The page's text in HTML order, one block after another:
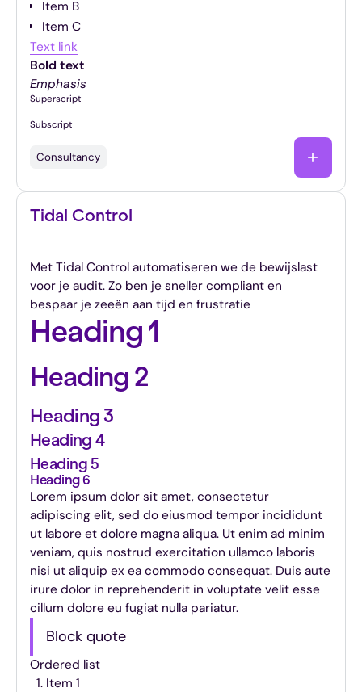
Item B
Item C
Text link
Bold text
Emphasis
Superscript
Subscript
Consultancy
Tidal Control
Met Tidal Control automatiseren we de bewijslast
voor je audit. Zo ben je sneller compliant en
bespaar je zeeën aan tijd en frustratie
Heading 1
Heading 2
Heading 3
Heading 4
Heading 5
Heading 6
Lorem ipsum dolor sit amet, consectetur
adipiscing elit, sed do eiusmod tempor incididunt
ut labore et dolore magna aliqua. Ut enim ad minim
veniam, quis nostrud exercitation ullamco laboris
nisi ut aliquip ex ea commodo consequat. Duis aute
irure dolor in reprehenderit in voluptate velit esse
cillum dolore eu fugiat nulla pariatur.
Block quote
Ordered list
Item 1